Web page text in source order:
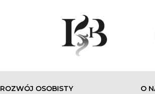
ROZWÓJ OSOBISTY O